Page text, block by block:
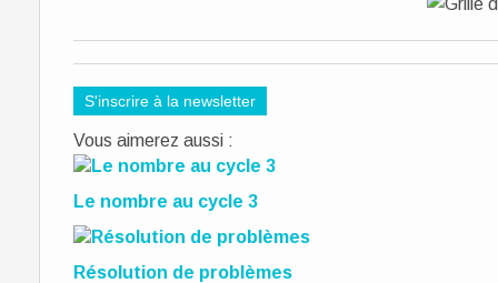
S'inscrire à la newsletter
Vous aimerez aussi :
Le nombre au cycle 3
Résolution de problèmes